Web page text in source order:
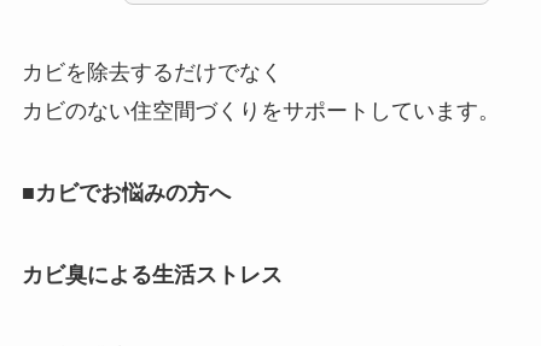
カビを除去するだけでなく
カビのない住空間づくりをサポートしています。
■カビでお悩みの方へ
カビ臭による生活ストレス